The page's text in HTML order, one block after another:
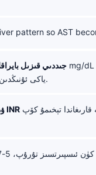
pattern so AST
جىددىي قىزىل
1.5 ياكى ئۇنىڭدىن يۇقىرى، ياكى ئېنزىملىرى تېز كۆتۈرۈلۈۋاتقان بولسا.
GGT، ALP، بىليروبىن، ئالبۇمىن، تەخسەچىلەر (PLT)، ۋە INR